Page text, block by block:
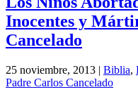
Inocentes y
Cancelado
25 noviembre, 2013 | Biblia,
Padre Carlos Cancelado